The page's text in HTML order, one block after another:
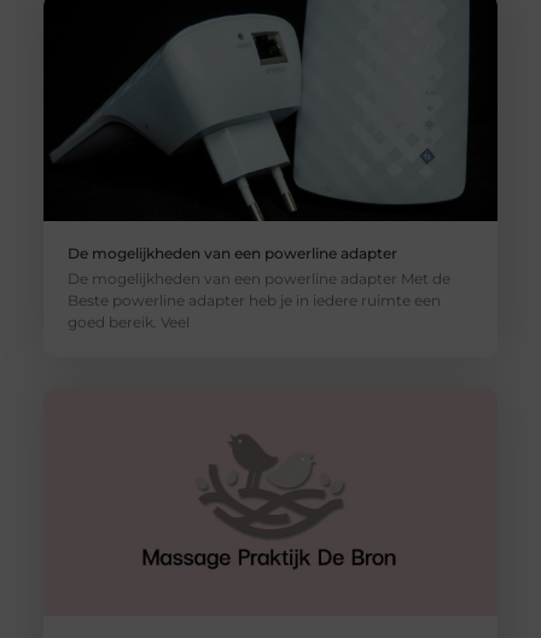
De mogelijkheden van een powerline adapter
De mogelijkheden van een powerline adapter Met de
Beste powerline adapter heb je in iedere ruimte een
goed bereik. Veel